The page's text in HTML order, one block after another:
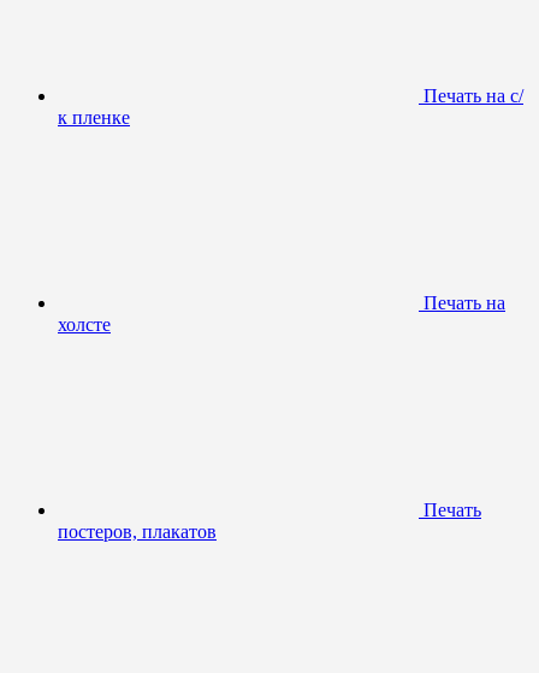
Печать на с/
к пленке
Печать на
холсте
Печать
постеров, плакатов